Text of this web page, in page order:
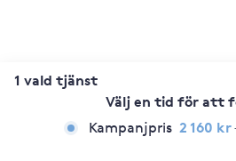
1 vald tjänst
Välj en tid för att
Kampanjpris 2 160 kr